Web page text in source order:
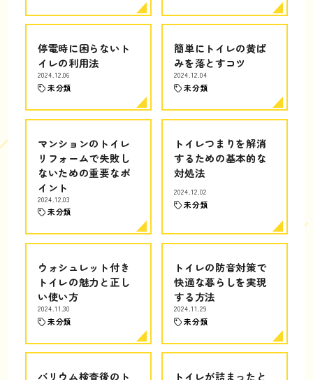
停電時に困らないト
イレの利用法
2024.12.06
未分類
簡単にトイレの黄ば
みを落とすコツ
2024.12.04
未分類
マンションのトイレ
リフォームで失敗し
ないための重要なポ
イント
2024.12.03
未分類
トイレつまりを解消
するための基本的な
対処法
2024.12.02
未分類
ウォシュレット付き
トイレの魅力と正し
い使い方
2024.11.30
未分類
トイレの防音対策で
快適な暮らしを実現
する方法
2024.11.29
未分類
バリウム検査後のト
トイレが詰まったと